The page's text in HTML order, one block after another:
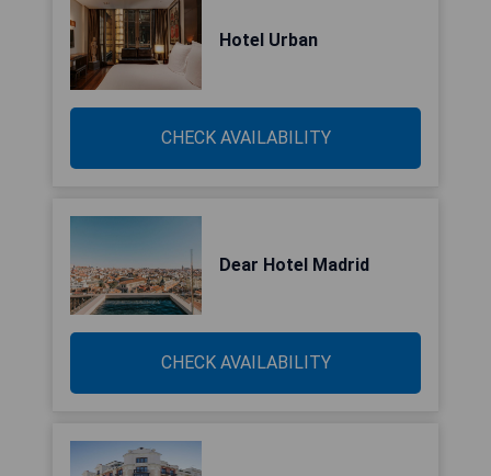
Hotel Urban
CHECK AVAILABILITY
Dear Hotel Madrid
CHECK AVAILABILITY